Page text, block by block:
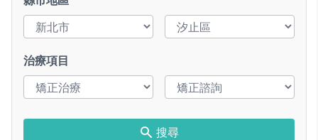
治療項目
搜尋